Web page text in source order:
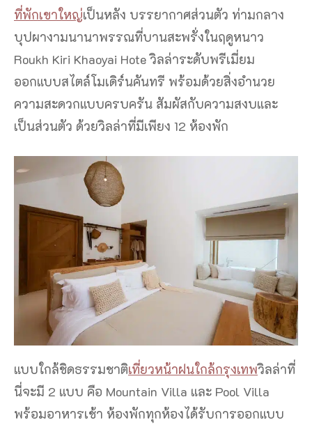
ที่พักเขาใหญ่เป็นหลัง บรรยากาศส่วนตัว ท่ามกลาง
บุปผางามนานาพรรณที่บานสะพรั่งในฤดูหนาว
Roukh Kiri Khaoyai Hote วิลล่าระดับพรีเมี่ยม
ออกแบบสไตล์โมเดิร์นคันทรี พร้อมด้วยสิ่งอำนวย
ความสะดวกแบบครบครัน สัมผัสกับความสงบและ
เป็นส่วนตัว ด้วยวิลล่าที่มีเพียง 12 ห้องพัก
แบบใกล้ชิดธรรมชาติเที่ยวหน้าฝนใกล้กรุงเทพวิลล่าที่
นี่จะมี 2 แบบ คือ Mountain Villa และ Pool Villa
พร้อมอาหารเช้า ห้องพักทุกห้องได้รับการออกแบบ